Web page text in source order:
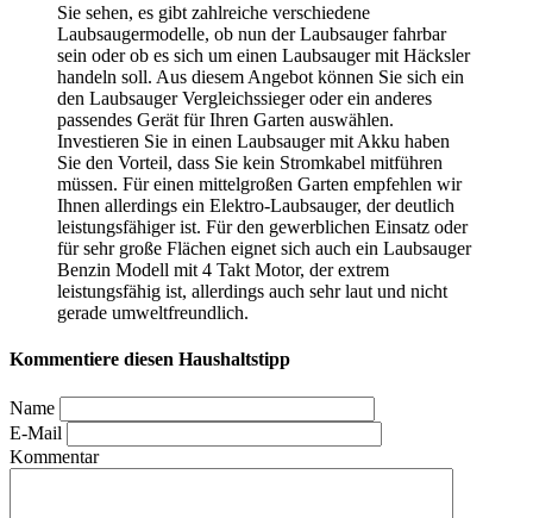
Sie sehen, es gibt zahlreiche verschiedene
Laubsaugermodelle, ob nun der Laubsauger fahrbar
sein oder ob es sich um einen Laubsauger mit Häcksler
handeln soll. Aus diesem Angebot können Sie sich ein
den Laubsauger Vergleichssieger oder ein anderes
passendes Gerät für Ihren Garten auswählen.
Investieren Sie in einen Laubsauger mit Akku haben
Sie den Vorteil, dass Sie kein Stromkabel mitführen
müssen. Für einen mittelgroßen Garten empfehlen wir
Ihnen allerdings ein Elektro-Laubsauger, der deutlich
leistungsfähiger ist. Für den gewerblichen Einsatz oder
für sehr große Flächen eignet sich auch ein Laubsauger
Benzin Modell mit 4 Takt Motor, der extrem
leistungsfähig ist, allerdings auch sehr laut und nicht
gerade umweltfreundlich.
Kommentiere diesen Haushaltstipp
Name
E-Mail
Kommentar